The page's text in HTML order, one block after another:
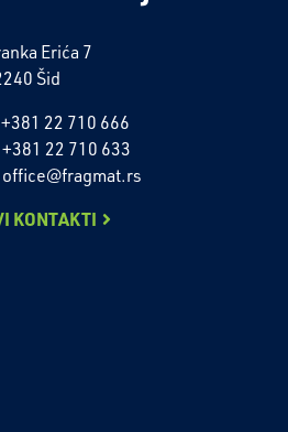
Erića 7
Šid
22 710 666
+381 22 710 633
office@fragmat.rs
KONTAKTI